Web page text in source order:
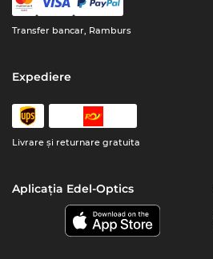
Transfer bancar, Ramburs
Expediere
Livrare şi returnare gratuita
Aplicația Edel-Optics